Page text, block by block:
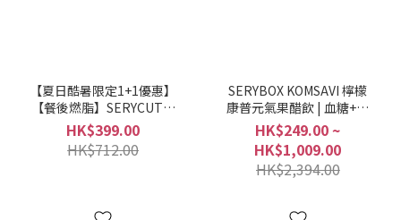
【夏日酷暑限定1+1優惠】
【餐後燃脂】SERYCUT餐
後燃脂丸 | 促進脂肪燃
燒，高效分解脂肪糖🍽️
(06/07/27流通期限)
HK$399.00
HK$712.00
SERYBOX KOMSAVI 檸檬
康普元氣果醋飲 | 血糖+腸
道+內在美體態管理日常🍋
HK$249.00 ~
HK$1,009.00
HK$2,394.00